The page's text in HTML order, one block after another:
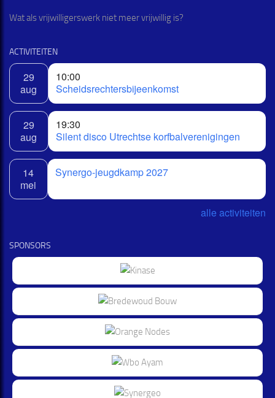
Wat als vrijwilligerswerk niet meer vrijwillig is?
ACTIVITEITEN
29
aug
10:00
Scheidsrechtersbijeenkomst
29
aug
19:30
Silent disco Utrechtse korfbalverenigingen
14
mei
Synergo-jeugdkamp 2027
alle activiteiten
SPONSORS